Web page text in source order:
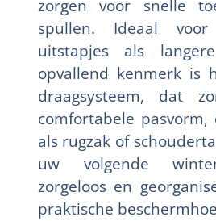
zorgen voor snelle
spullen. Ideaal
uitstapjes als
opvallend kenmerk is
draagsysteem, dat
comfortabele
als rugzak of
uw volgende
zorgeloos en
praktische